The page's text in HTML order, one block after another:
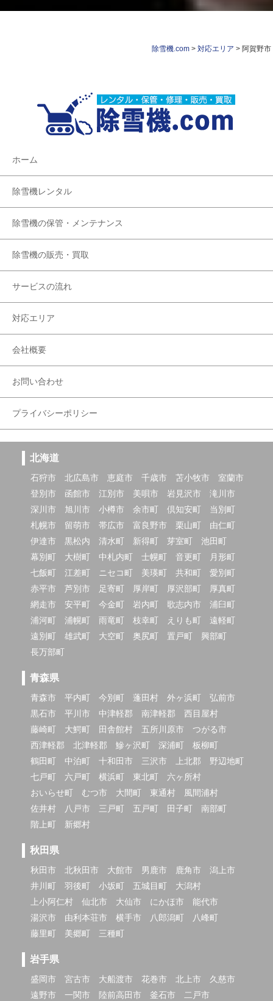
除雪機.com > 対応エリア > 阿賀野市
ホーム
除雪機レンタル
除雪機の保管・メンテナンス
除雪機の販売・買取
サービスの流れ
対応エリア
会社概要
お問い合わせ
プライバシーポリシー
北海道
石狩市 北広島市 恵庭市 千歳市 苫小牧市
室蘭市
登別市
函館市 江別市 美唄市 岩見沢市
滝川市
深川市
旭川市 小樽市 余市町 倶知安町
当別町
札幌市
留萌市 帯広市 富良野市 栗山町
由仁町
伊達市
黒松内 清水町 新得町 芽室町
池田町
幕別町
大樹町 中札内町 士幌町 音更町
月形町
七飯町
江差町 ニセコ町 美瑛町 共和町
愛別町
赤平市
芦別市 足寄町 厚岸町 厚沢部町
厚真町
網走市
安平町 今金町 岩内町 歌志内市
浦臼町
浦河町
浦幌町 雨竜町 枝幸町 えりも町
遠軽町
遠別町
雄武町 大空町 奥尻町 置戸町
興部町
長万部町
青森県
青森市 平内町 今別町 蓬田村 外ヶ浜町
弘前市
黒石市
平川市 中津軽郡 南津軽郡
西目屋村
藤崎町
大鰐町 田舎館村 五所川原市
つがる市
西津軽郡
北津軽郡 鰺ヶ沢町 深浦町
板柳町
鶴田町
中泊町 十和田市 三沢市 上北郡
野辺地町
七戸町
六戸町 横浜町 東北町
六ヶ所村
おいらせ町
むつ市 大間町 東通村
風間浦村
佐井村
八戸市 三戸町 五戸町 田子町
南部町
階上町
新郷村
秋田県
秋田市 北秋田市 大館市 男鹿市 鹿角市
潟上市
井川町
羽後町 小坂町 五城目町
大潟村
上小阿仁村
仙北市 大仙市 にかほ市
能代市
湯沢市
由利本荘市 横手市 八郎潟町
八峰町
藤里町
美郷町 三種町
岩手県
盛岡市 宮古市 大船渡市 花巻市 北上市
久慈市
遠野市
一関市 陸前高田市 釜石市
二戸市